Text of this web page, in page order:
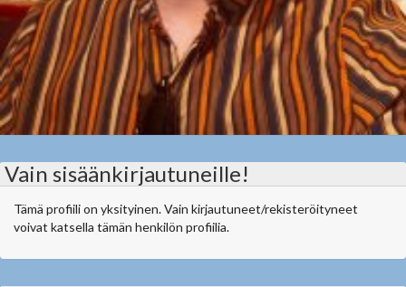
Vain sisäänkirjautuneille!
Tämä profiili on yksityinen. Vain kirjautuneet/rekisteröityneet
voivat katsella tämän henkilön profiilia.